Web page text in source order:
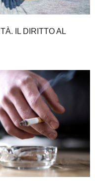
IL DIRITTO AL